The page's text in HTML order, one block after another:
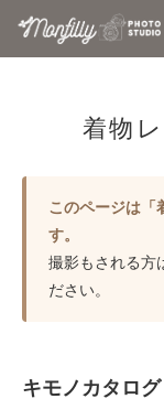
着物
このページは「
す。
撮影もされる方
ださい。
キモノカタログ